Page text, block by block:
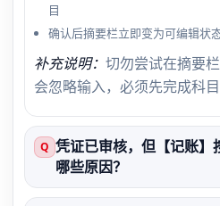
目
确认后摘要栏立即变为可编辑状
补充说明： 切勿尝试在摘要
会忽略输入，必须先完成科目
Q 凭证已审核，但【记账】
哪些原因？